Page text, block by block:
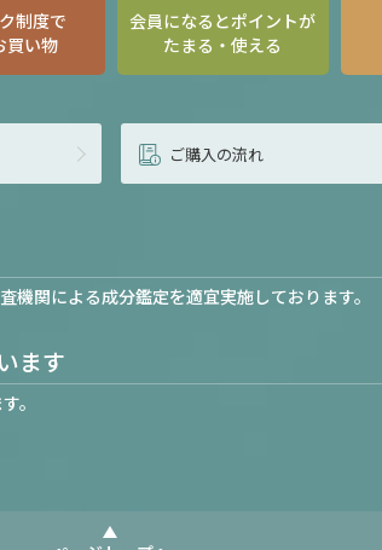
制度で
買い物
会員になるとポイントが
たまる・使える
ご購入の流れ
関による成分鑑定を適宜実施しております。
ます
。